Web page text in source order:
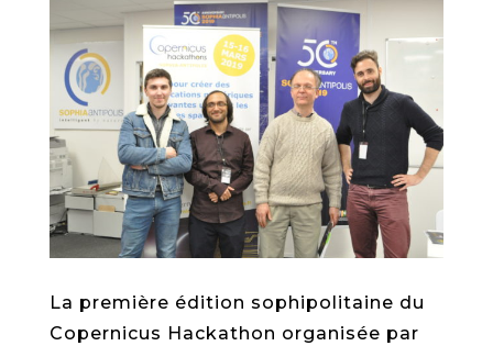
La première édition sophipolitaine du
Copernicus Hackathon organisée par